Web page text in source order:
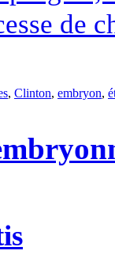
de
, Clinton, embryon,